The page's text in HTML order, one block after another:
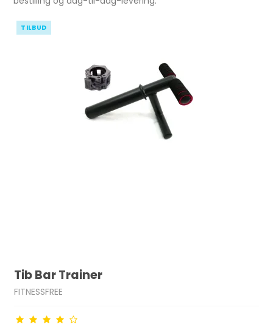
TILBUD
Tib Bar Trainer
FITNESSFREE